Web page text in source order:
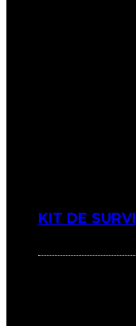
KIT DE